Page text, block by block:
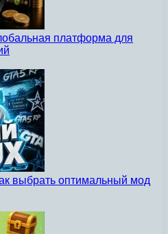
платформа для
выбрать оптимальный мод